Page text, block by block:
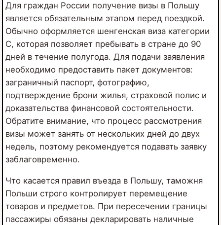
Для граждан России получение визы в Польшу
является обязательным этапом перед поездкой.
Обычно оформляется шенгенская виза категории
C, которая позволяет пребывать в стране до 90
дней в течение полугода. Для подачи заявления
необходимо предоставить пакет документов:
заграничный паспорт, фотографию,
подтверждение брони жилья, страховой полис и
доказательства финансовой состоятельности.
Обратите внимание, что процесс рассмотрения
визы может занять от нескольких дней до двух
недель, поэтому рекомендуется подавать заявку
заблаговременно.
Что касается правил въезда в Польшу, таможня
Польши строго контролирует перемещение
товаров и предметов. При пересечении границы
пассажиры обязаны декларировать наличные